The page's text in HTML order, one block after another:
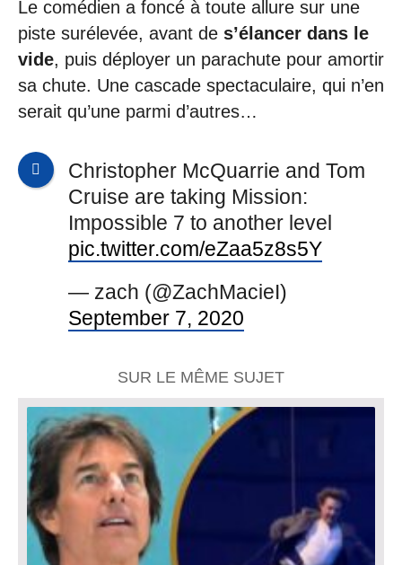
Le comédien a foncé à toute allure sur une
piste surélevée, avant de s’élancer dans le
vide, puis déployer un parachute pour amortir
sa chute. Une cascade spectaculaire, qui n’en
serait qu’une parmi d’autres…
Christopher McQuarrie and Tom
Cruise are taking Mission:
Impossible 7 to another level
pic.twitter.com/eZaa5z8s5Y
— zach (@ZachMacieI)
September 7, 2020
SUR LE MÊME SUJET